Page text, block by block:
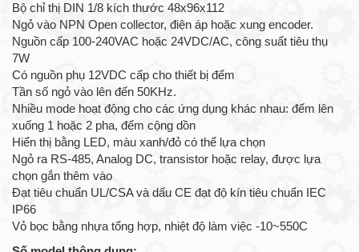
Bộ chỉ thị DIN 1/8 kích thước 48x96x112
Ngỏ vào NPN Open collector, điện áp hoặc xung encoder.
Nguồn cấp 100-240VAC hoặc 24VDC/AC, công suất tiêu thụ
7W
Có nguồn phụ 12VDC cấp cho thiết bị đếm
Tần số ngỏ vào lên đến 50KHz.
Nhiều mode hoạt động cho các ứng dụng khác nhau: đếm lên
xuống 1 hoặc 2 pha, đếm cộng dồn
Hiển thị bằng LED, màu xanh/đỏ có thể lựa chọn
Ngỏ ra RS-485, Analog DC, transistor hoặc relay, được lựa
chọn gắn thêm vào
Đạt tiêu chuẩn UL/CSA và dấu CE đạt độ kín tiêu chuẩn IEC
IP66
Vỏ bọc bằng nhựa tổng hợp, nhiệt độ làm việc -10~550C